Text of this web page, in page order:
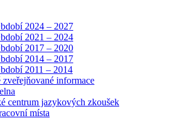
2024 – 2027
2021 – 2024
2017 – 2020
2014 – 2017
2011 – 2014
zveřejňované informace
centrum jazykových zkoušek
místa